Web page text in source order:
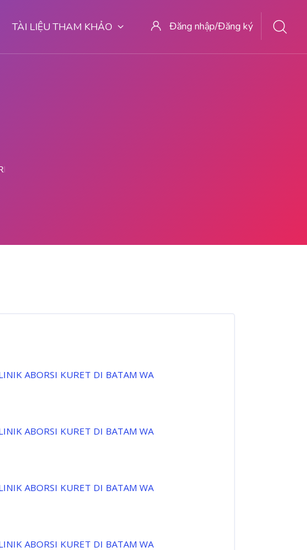
TÀI LIỆU THAM KHẢO Đăng nhập/Đăng ký
AMAN 08222/5111710
ABORSI KURET DI BATAM WA
ABORSI KURET DI BATAM WA
ABORSI KURET DI BATAM WA
ABORSI KURET DI BATAM WA